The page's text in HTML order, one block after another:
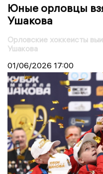
Юные орловцы
Ушакова
Орловские хоккеисты
Ушакова
01/06/2026 17:00